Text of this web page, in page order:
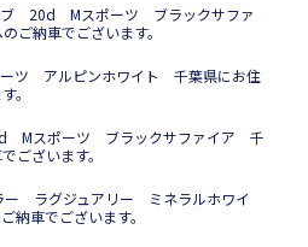
20d Mスポーツ ブラックサファ
ご納車でございます。
アルピンホワイト 千葉県にお住
。
スポーツ ブラックサファイア 千
ございます。
ラグジュアリー ミネラルホワイ
納車でございます。